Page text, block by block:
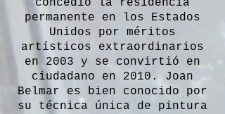
concedió la residencia
permanente en los Estados
Unidos por méritos
artísticos extraordinarios
en 2003 y se convirtió en
ciudadano en 2010. Joan
Belmar es bien conocido por
su técnica única de pintura